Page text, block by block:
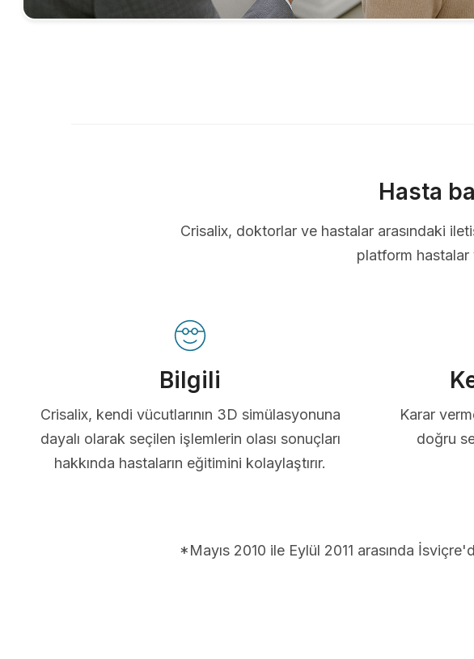
Hasta
Crisalix, doktorlar ve hastalar arasındaki
platform hastalar
Bilgili
Crisalix, kendi vücutlarının 3D simülasyonuna
dayalı olarak seçilen işlemlerin olası sonuçları
hakkında hastaların eğitimini kolaylaştırır.
Karar
doğru
*Mayıs 2010 ile Eylül 2011 arasında